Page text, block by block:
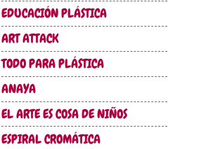
EDUCACIÓN PLÁSTICA
ART ATTACK
TODO PARA PLÁSTICA
ANAYA
EL ARTE ES COSA DE NIÑOS
ESPIRAL CROMÁTICA